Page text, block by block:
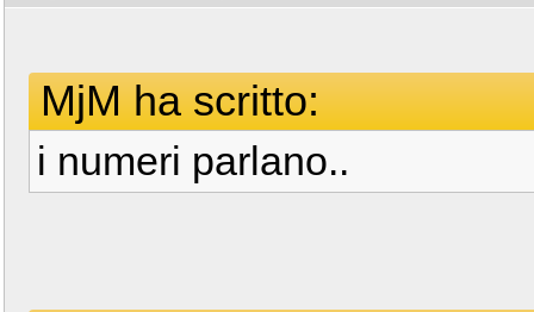
MjM ha scritto:
i numeri parlano..